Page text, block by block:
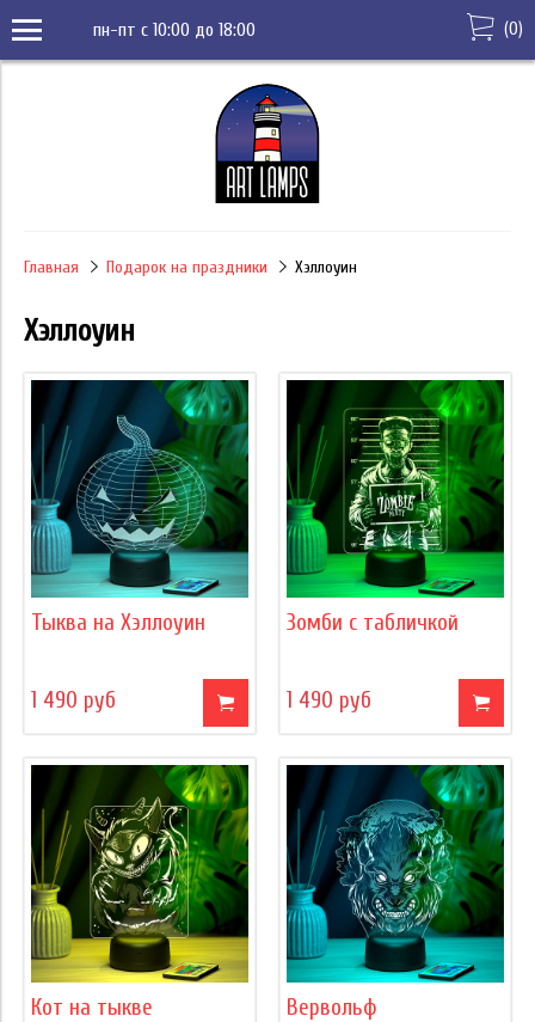
пн-пт с 10:00 до 18:00 (0)
Главная Подарок на праздники Хэллоуин
Хэллоуин
Тыква на Хэллоуин
1 490 руб
Зомби с табличкой
1 490 руб
Кот на тыкве Вервольф